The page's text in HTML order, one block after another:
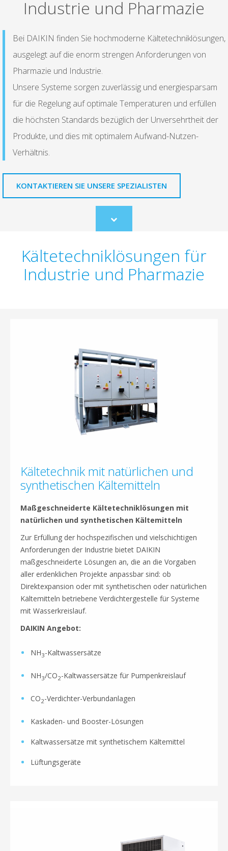
Industrie und Pharmazie
Bei DAIKIN finden Sie hochmoderne Kältetechniklösungen,
ausgelegt auf die enorm strengen Anforderungen von
Pharmazie und Industrie.
Unsere Systeme sorgen zuverlässig und energiesparsam
für die Regelung auf optimale Temperaturen und erfüllen
die höchsten Standards bezüglich der Unversehrtheit der
Produkte, und dies mit optimalem Aufwand-Nutzen-
Verhältnis.
KONTAKTIEREN SIE UNSERE SPEZIALISTEN
Scroll
to
Kältetechniklösungen für
Industrie und Pharmazie
Kältetechnik mit natürlichen und
synthetischen Kältemitteln
Maßgeschneiderte Kältetechniklösungen mit
natürlichen und synthetischen Kältemitteln
Zur Erfüllung der hochspezifischen und vielschichtigen
Anforderungen der Industrie bietet DAIKIN
maßgeschneiderte Lösungen an, die an die Vorgaben
aller erdenklichen Projekte anpassbar sind: ob
Direktexpansion oder mit synthetischen oder natürlichen
Kältemitteln betriebene Verdichtergestelle für Systeme
mit Wasserkreislauf.
DAIKIN Angebot:
NH3-Kaltwassersätze
NH3/CO2-Kaltwassersätze für Pumpenkreislauf
CO2-Verdichter-Verbundanlagen
Kaskaden- und Booster-Lösungen
Kaltwassersätze mit synthetischem Kältemittel
Lüftungsgeräte